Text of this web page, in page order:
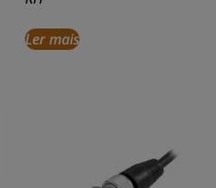
Ler mais